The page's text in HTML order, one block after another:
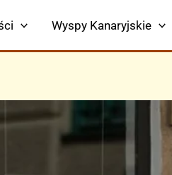
Wyspy Kanaryjskie